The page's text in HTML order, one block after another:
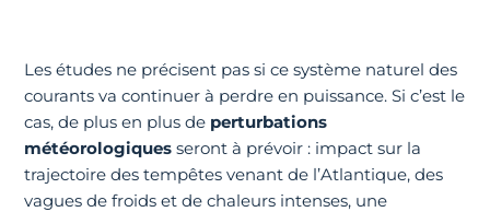
Les études ne précisent pas si ce système naturel des
courants va continuer à perdre en puissance. Si c’est le
cas, de plus en plus de perturbations
météorologiquesseront à prévoir : impact sur la
trajectoire des tempêtes venant de l’Atlantique, des
vagues de froids et de chaleurs intenses, une